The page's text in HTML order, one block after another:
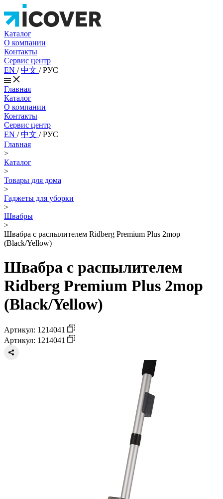
Каталог
О компании
Контакты
Сервис центр
EN /中文 /РУС
Главная
Каталог
О компании
Контакты
Сервис центр
EN /中文 /РУС
Главная
>
Каталог
>
Товары для дома
>
Гаджеты для уборки
>
Швабры
>
Швабра с распылителем Ridberg Premium Plus 2mop
(Black/Yellow)
Швабра с распылителем
Ridberg Premium Plus 2mop
(Black/Yellow)
Артикул: 1214041
Артикул: 1214041